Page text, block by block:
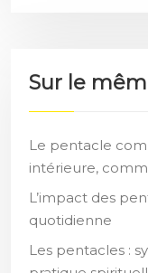
Sur le
Le pentacle
intérieure,
L’impact des
quotidienne
Les pentacles :